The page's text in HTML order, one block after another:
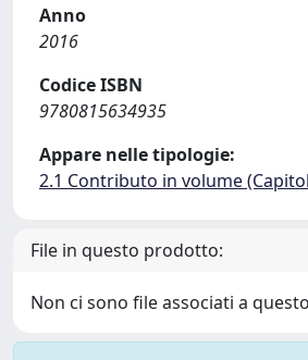
Anno
2016
Codice ISBN
9780815634935
Appare nelle tipologie:
2.1 Contributo in volume
File in questo prodotto:
Non ci sono file associati a